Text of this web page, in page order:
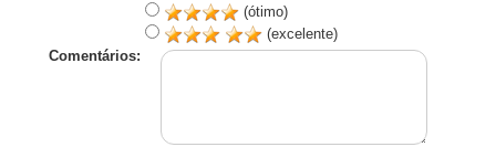
(ótimo)
(excelente)
Comentários: